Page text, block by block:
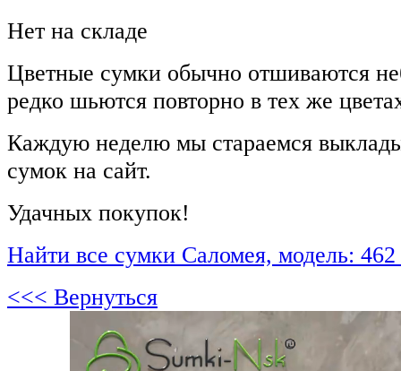
Нет на складе
Цветные сумки обычно отшиваются
редко шьются повторно в тех же
Каждую неделю мы стараемся
сумок на сайт.
Удачных покупок!
Найти все сумки Саломея, модель:
<<< Вернуться